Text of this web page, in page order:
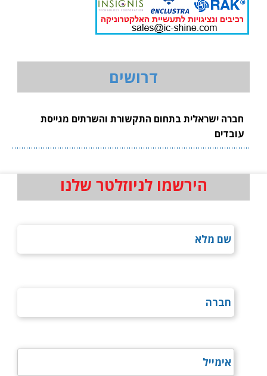
דרושים
חברה ישראלית בתחום התקשורת והשרתים מגייסת
עובדים
הירשמו לניוזלטר שלנו